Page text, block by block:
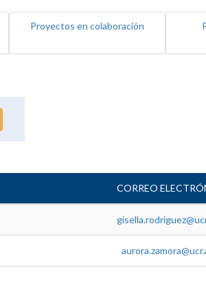
Proyectos en colaboración
CORREO